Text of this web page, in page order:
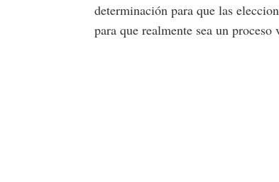
determinación para que las
para que realmente sea un proceso